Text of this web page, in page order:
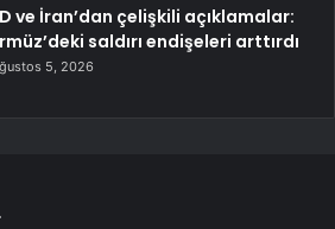
ve İran’dan çelişkili açıklamalar:
saldırı endişeleri arttırdı
5, 2026